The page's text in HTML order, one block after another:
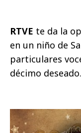
RTVE te da la
en un niño de
particulares
décimo deseado.